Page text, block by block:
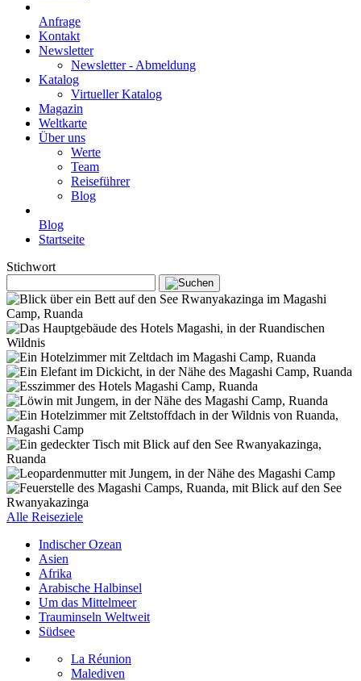
Anfrage
Kontakt
Newsletter
Newsletter - Abmeldung
Katalog
Virtueller Katalog
Magazin
Weltkarte
Über uns
Werte
Team
Reiseführer
Blog
Blog
Startseite
Stichwort
Alle Reiseziele
Indischer Ozean
Asien
Afrika
Arabische Halbinsel
Um das Mittelmeer
Trauminseln Weltweit
Südsee
La Réunion
Malediven